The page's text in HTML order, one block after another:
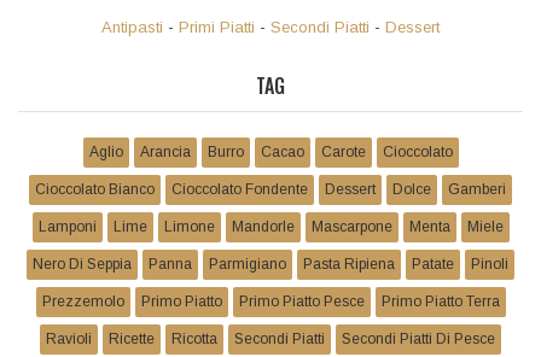
Antipasti - Primi Piatti - Secondi Piatti - Dessert
TAG
Aglio Arancia Burro Cacao Carote Cioccolato
Cioccolato Bianco Cioccolato Fondente Dessert Dolce Gamberi
Lamponi Lime Limone Mandorle Mascarpone Menta Miele
Nero Di Seppia Panna Parmigiano Pasta Ripiena Patate Pinoli
Prezzemolo Primo Piatto Primo Piatto Pesce Primo Piatto Terra
Ravioli Ricette Ricotta Secondi Piatti Secondi Piatti Di Pesce